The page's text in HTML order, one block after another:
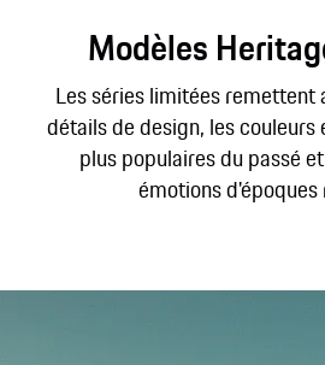
Modèles
Les séries limitées remettent
détails de design, les couleurs
plus populaires du passé
émotions d'époques